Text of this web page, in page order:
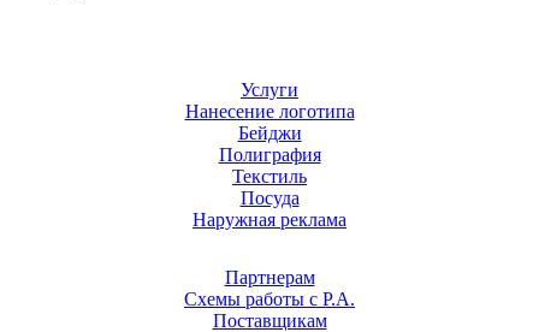
Услуги
Нанесение логотипа
Бейджи
Полиграфия
Текстиль
Посуда
Наружная реклама
Партнерам
Схемы работы с Р.А.
Поставщикам